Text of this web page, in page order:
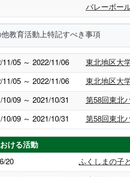
バレーボー
教育活動上特記すべき事項
11/05 ～ 2022/11/06
東北地区大
11/05 ～ 2022/11/06
東北地区大
10/09 ～ 2021/10/31
第58回東北
10/09 ～ 2021/10/31
第58回東北
ける活動
20
ふくしまの子